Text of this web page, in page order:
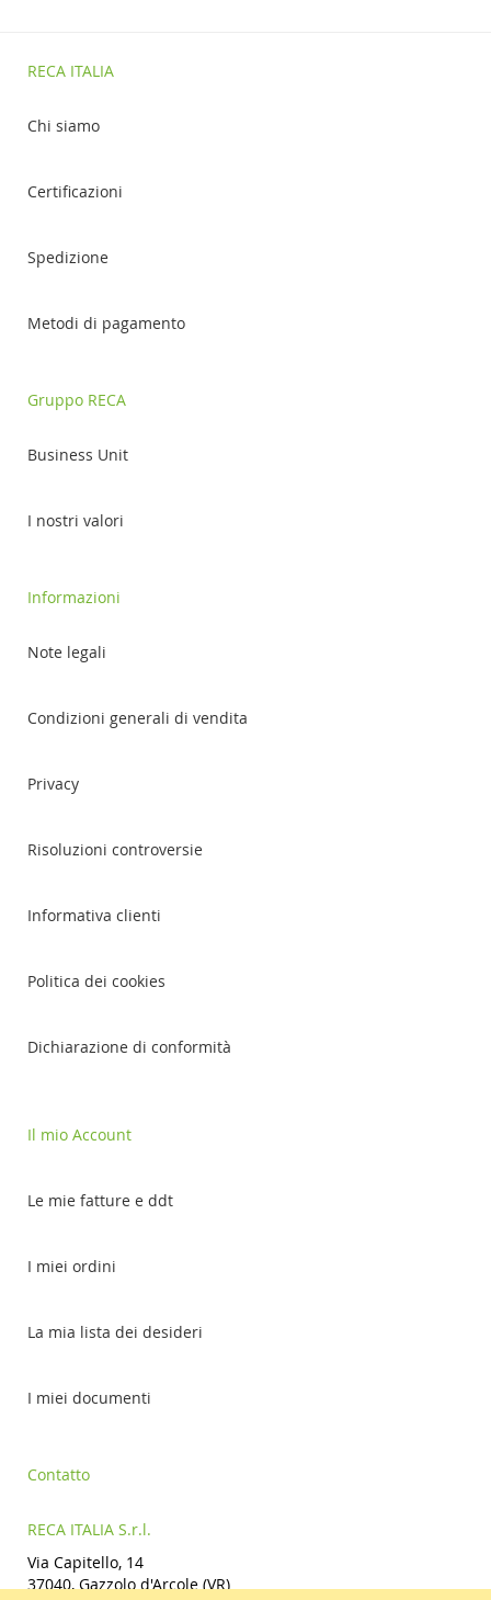
RECA ITALIA
Chi siamo
Certificazioni
Spedizione
Metodi di pagamento
Gruppo RECA
Business Unit
I nostri valori
Informazioni
Note legali
Condizioni generali di vendita
Privacy
Risoluzioni controversie
Informativa clienti
Politica dei cookies
Dichiarazione di conformità
Il mio Account
Le mie fatture e ddt
I miei ordini
La mia lista dei desideri
I miei documenti
Contatto
RECA ITALIA S.r.l.
Via Capitello, 14
37040, Gazzolo d'Arcole (VR)